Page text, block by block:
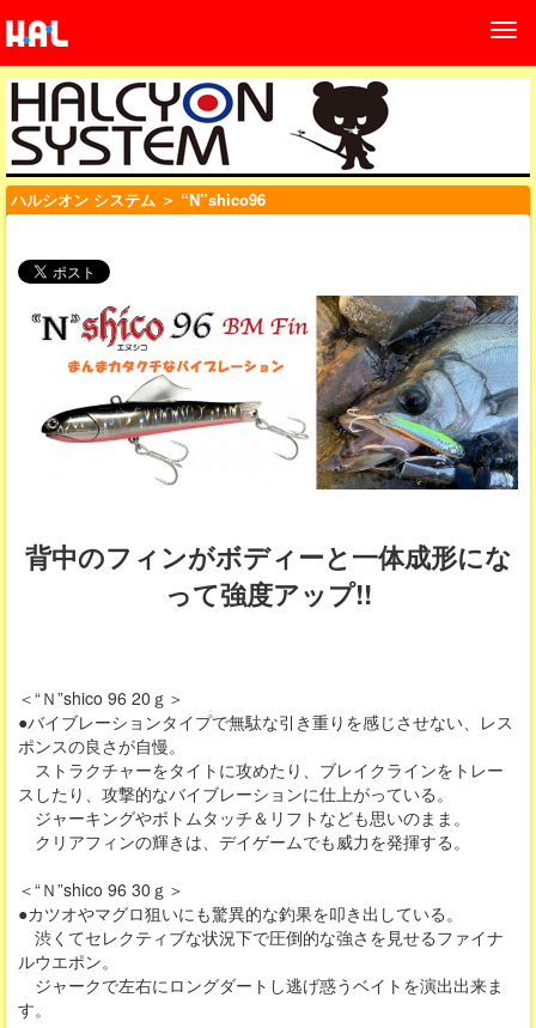
ハルシオン システム ＞ “N”shico96
背中のフィンがボディーと一体成形にな
って強度アップ!!
＜“Ｎ”shico 96 20ｇ＞
●バイブレーションタイプで無駄な引き重りを感じさせない、レス
ポンスの良さが自慢。
ストラクチャーをタイトに攻めたり、ブレイクラインをトレー
スしたり、攻撃的なバイブレーションに仕上がっている。
ジャーキングやボトムタッチ＆リフトなども思いのまま。
クリアフィンの輝きは、デイゲームでも威力を発揮する。
＜“Ｎ”shico 96 30ｇ＞
●カツオやマグロ狙いにも驚異的な釣果を叩き出している。
渋くてセレクティブな状況下で圧倒的な強さを見せるファイナ
ルウエポン。
ジャークで左右にロングダートし逃げ惑うベイトを演出出来ま
す。